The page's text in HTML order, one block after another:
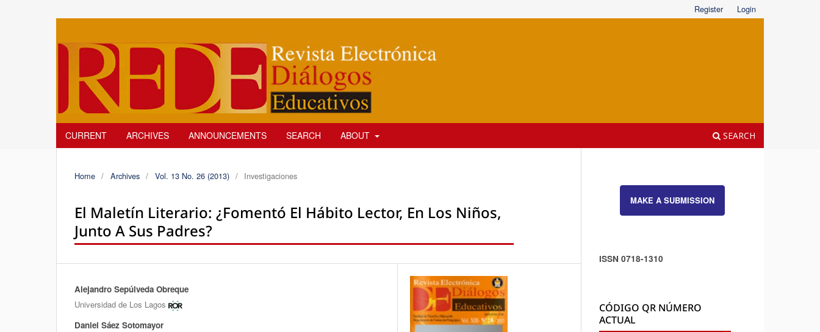
CURRENT ARCHIVES ANNOUNCEMENTS SEARCH ABOUT SEARCH
Register Login
Home / Archives / Vol. 13 No. 26 (2013) / Investigaciones
El Maletín Literario: ¿fomentó El Hábito Lector, En Los Niños,
Junto A Sus Padres?
Authors
Alejandro Sepúlveda Obreque
Universidad de Los Lagos
Daniel Sáez Sotomayor
MAKE A SUBMISSION
ISSN 0718-1310
CÓDIGO QR NÚMERO
ACTUAL